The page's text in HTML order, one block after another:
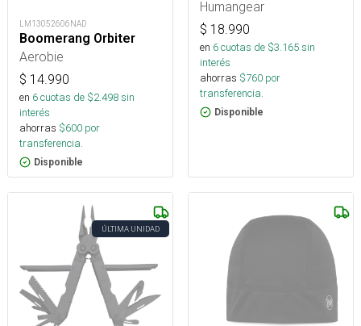
LM13052606NAD
Boomerang Orbiter
Aerobie
$ 14.990
en 6cuotas de $2.498sin
interés
ahorras $600 por
transferencia.
Disponible
Humangear
$ 18.990
en 6cuotas de $3.165sin
interés
ahorras $760 por
transferencia.
Disponible
ÚLTIMA UNIDAD